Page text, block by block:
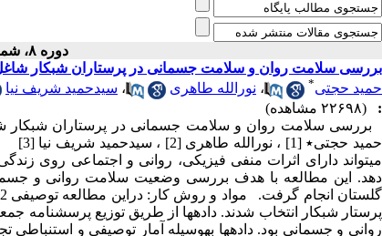
دوره ۸، شماره ۳ - ( پاییز ۱۳۸۹ )
بررسی سلامت روان و سلامت جسمانی در پرستاران شب­کار شاغل در
حمید حجتی* ، نورالله طاهری ، سیدحمید شریف نیا
:
(۲۲۶۹۸ مشاهده)
می­تواند دارای اثرات منفی فیزیکی، روانی و اجتماعی روی
دهد. این مطالعه با هدف بررسی وضعیت سلامت روانی و
پرستار شب­کار انتخاب شدند. داده­ها از طریق توزیع